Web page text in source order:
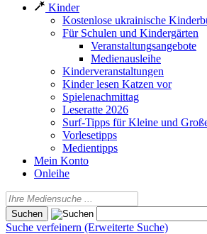
Kinder
Kostenlose ukrainische
Für Schulen und Kindergärten
Veranstaltungsangebote
Medienausleihe
Kinderveranstaltungen
Kinder lesen Katzen vor
Spielenachmittag
Leseratte 2026
Surf-Tipps für Kleine und
Vorlesetipps
Medientipps
Mein Konto
Onleihe
Suche verfeinern (Erweiterte Suche)